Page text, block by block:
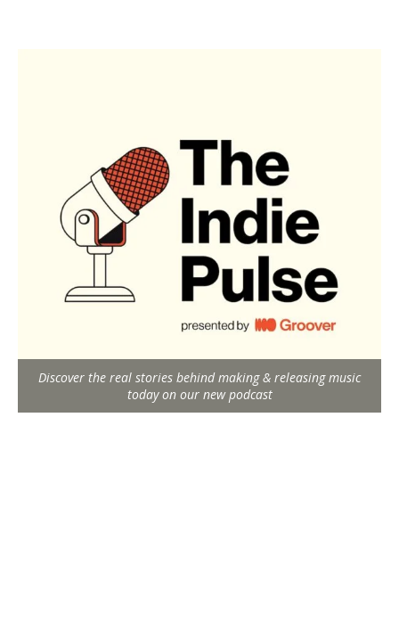
Discover the real stories behind making & releasing music
today on our new podcast